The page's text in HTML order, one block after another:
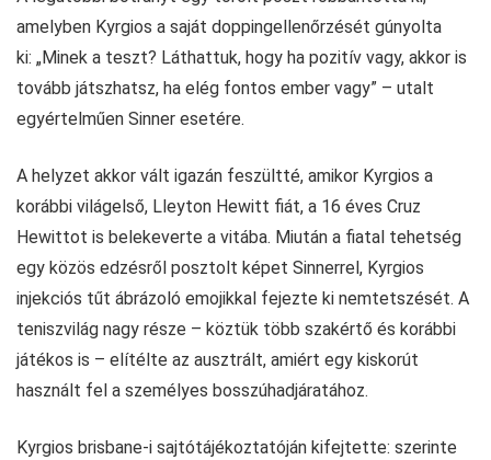
amelyben Kyrgios a saját doppingellenőrzését gúnyolta
ki: „Minek a teszt? Láthattuk, hogy ha pozitív vagy, akkor is
tovább játszhatsz, ha elég fontos ember vagy” – utalt
egyértelműen Sinner esetére.
A helyzet akkor vált igazán feszültté, amikor Kyrgios a
korábbi világelső, Lleyton Hewitt fiát, a 16 éves Cruz
Hewittot is belekeverte a vitába. Miután a fiatal tehetség
egy közös edzésről posztolt képet Sinnerrel, Kyrgios
injekciós tűt ábrázoló emojikkal fejezte ki nemtetszését. A
teniszvilág nagy része – köztük több szakértő és korábbi
játékos is – elítélte az ausztrált, amiért egy kiskorút
használt fel a személyes bosszúhadjáratához.
Kyrgios brisbane-i sajtótájékoztatóján kifejtette: szerinte